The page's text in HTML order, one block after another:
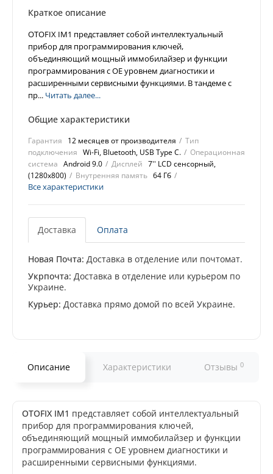
Краткое описание
OTOFIX IM1 представляет собой интеллектуальный
прибор для программирования ключей,
объединяющий мощный иммобилайзер и функции
программирования с OE уровнем диагностики и
расширенными сервисными функциями. В тандеме с
пр... Читать далее...
Общие характеристики
Гарантия 12 месяцев от производителя
Тип
подключения Wi-Fi, Bluetooth, USB Type C.
Операционная
система Android 9.0 Дисплей 7'' LCD сенсорный,
(1280х800)
Внутренняя память 64 Гб
Все характеристики
Доставка Оплата
Новая Почта: Доставка в отделение или почтомат.
Укрпочта: Доставка в отделение или курьером по
Украине.
Курьер: Доставка прямо домой по всей Украине.
Описание Характеристики Отзывы 0
OTOFIX IM1 представляет собой интеллектуальный
прибор для программирования ключей,
объединяющий мощный иммобилайзер и функции
программирования с OE уровнем диагностики и
расширенными сервисными функциями.